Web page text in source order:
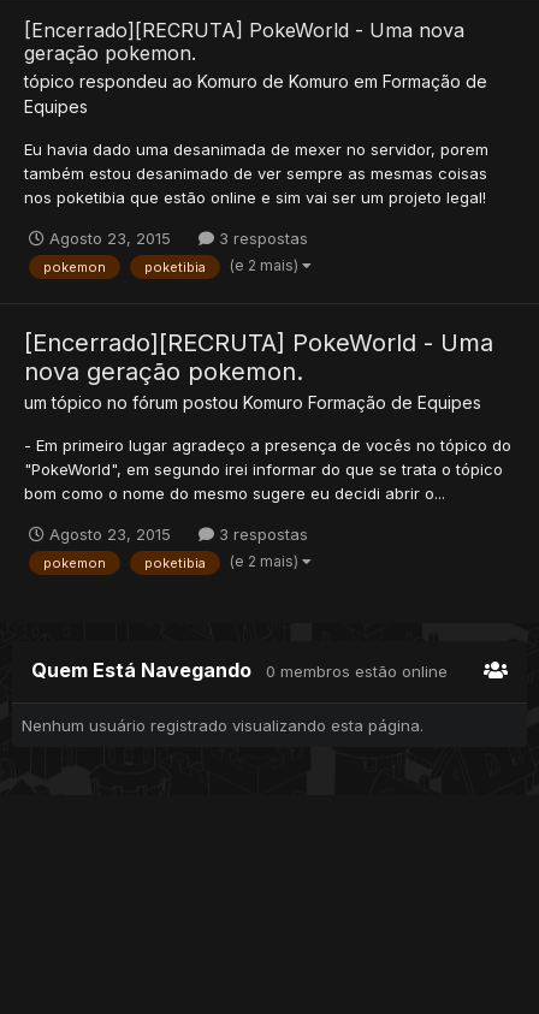
[Encerrado][RECRUTA] PokeWorld - Uma nova
geração pokemon.
tópico respondeu ao Komuro de Komuro em Formação de
Equipes
Eu havia dado uma desanimada de mexer no servidor, porem
também estou desanimado de ver sempre as mesmas coisas
nos poketibia que estão online e sim vai ser um projeto legal!
Agosto 23, 2015 3 respostas
pokemon poketibia (e 2 mais)
[Encerrado][RECRUTA] PokeWorld - Uma
nova geração pokemon.
um tópico no fórum postou Komuro Formação de Equipes
- Em primeiro lugar agradeço a presença de vocês no tópico do
"PokeWorld", em segundo irei informar do que se trata o tópico
bom como o nome do mesmo sugere eu decidi abrir o...
Agosto 23, 2015 3 respostas
pokemon poketibia (e 2 mais)
Quem Está Navegando 0 membros estão online
Nenhum usuário registrado visualizando esta página.